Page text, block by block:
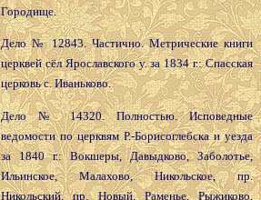
Городище.
Дело № 12843. Частично. Метрические книги
церквей сёл Ярославского у. за 1834 г.: Спасская
церковь с. Иваньково.
Дело № 14320. Полностью. Исповедные
ведомости по церквям Р.-Борисоглебска и уезда
за 1840 г.: Вокшеры, Давыдково, Заболотье,
Ильинское, Малахово, Никольское, пр.
Никольский, пр. Новый, Раменье, Рыжиково,